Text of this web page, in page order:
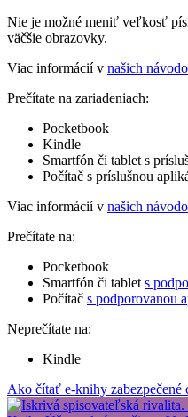
Nie je možné meniť veľkosť
väčšie obrazovky.
Viac informácií v našich
Prečítate na zariadeniach:
Pocketbook
Kindle
Smartfón či tablet s
Počítač s príslušnou
Viac informácií v našich
Prečítate na:
Pocketbook
Smartfón či tablet s
Počítač s podporovanou
Neprečítate na:
Kindle
Ako čítať e-knihy zabezpečené